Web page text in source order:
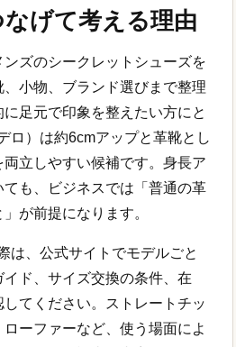
の準備
テムを、大事な予定の当日に初
方が安心です。革靴なら慣らし
物を入れた時の重さ、時計なら
ーツなら座った時のシワや裾の
しておきましょう。小さな違和
気になりやすいものです。
る、座る、靴を脱ぐ可能性があ
と失敗を減らせます。シークレ
する場合も、身長アップの数
然な横顔、パンツ丈とのつな